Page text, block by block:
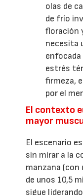
olas de
de frío
floración
necesita
estrés
firmeza,
por el
El contexto
mayor
El escenario
sin mirar a la
manzana (con
de unos 10,5
sigue